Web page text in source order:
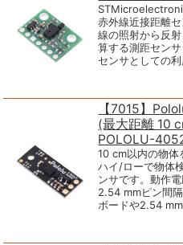
赤外線近接距離
線の照射から反
算する測距セン
センサとしての
【7015】
(最大距離 10
POLOLU-
10 cm以内の物体
ハイ/ローで物体
ンサです。動作
2.54 mmピン間
ボードや2.54